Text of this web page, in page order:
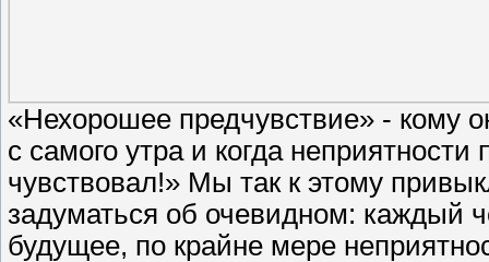
«Нехорошее предчувствие» - кому
с самого утра и когда
чувствовал!» Мы так к этому
задуматься об очевидном: каждый
будущее, по крайне мере